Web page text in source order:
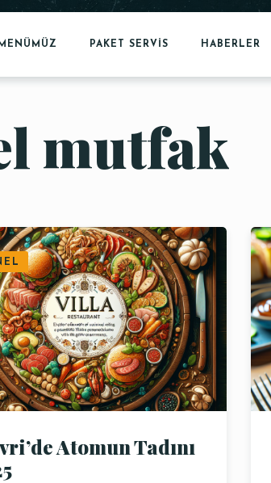
PAKET SERVİS HABERLER
mutfak
Atomun Tadını